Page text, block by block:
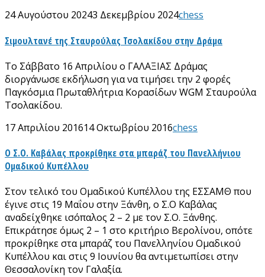
24 Αυγούστου 20243 Δεκεμβρίου 2024chess
Σιμουλτανέ της Σταυρούλας Τσολακίδου στην Δράμα
Το Σάββατο 16 Απριλίου ο ΓΑΛΑΞΙΑΣ Δράμας
διοργάνωσε εκδήλωση για να τιμήσει την 2 φορές
Παγκόσμια Πρωταθλήτρια Κορασίδων WGM Σταυρούλα
Τσολακίδου.
17 Απριλίου 201614 Οκτωβρίου 2016chess
Ο Σ.Ο. Καβάλας προκρίθηκε στα μπαράζ του Πανελλήνιου
Ομαδικού Κυπέλλου
Στον τελικό του Ομαδικού Κυπέλλου της ΕΣΣΑΜΘ που
έγινε στις 19 Μαΐου στην Ξάνθη, ο Σ.Ο Καβάλας
αναδείχθηκε ισόπαλος 2 – 2 με τον Σ.Ο. Ξάνθης.
Επικράτησε όμως 2 – 1 στο κριτήριο Βερολίνου, οπότε
προκρίθηκε στα μπαράζ του Πανελληνίου Ομαδικού
Κυπέλλου και στις 9 Ιουνίου θα αντιμετωπίσει στην
Θεσσαλονίκη τον Γαλαξία.